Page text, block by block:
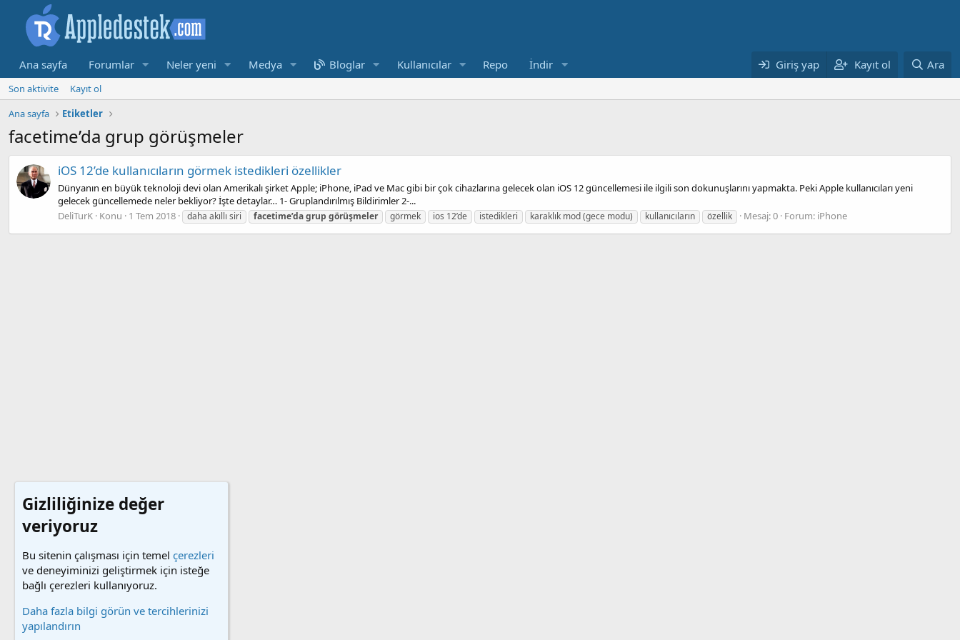
Ana sayfa Forumlar Neler yeni Medya Bloglar Kullanıcılar Repo İndir Giriş yap Kayıt ol Ara
Son aktivite
Kayıt ol
Ana sayfa
Etiketler
facetime’da grup görüşmeler
iOS 12’de kullanıcıların görmek istedikleri özellikler
Dünyanın en büyük teknoloji devi olan Amerikalı şirket Apple; iPhone, iPad ve Mac gibi bir çok cihazlarına gelecek olan iOS 12 güncellemesi ile ilgili son dokunuşlarını yapmakta. Peki Apple kullanıcıları yeni
gelecek güncellemede neler bekliyor? İşte detaylar… 1- Gruplandırılmış Bildirimler 2-...
DeliTurK Konu 1 Tem 2018 daha akıllı siri facetime’dagrup görüşmeler görmek ios 12’de istedikleri karaklık mod (gece modu) kullanıcıların özellik Mesaj: 0 Forum: iPhone
Gizliliğinize değer
veriyoruz
Bu sitenin çalışması için temel çerezleri
ve deneyiminizi geliştirmek için isteğe
bağlı çerezleri kullanıyoruz.
Daha fazla bilgi görün ve tercihlerinizi
yapılandırın